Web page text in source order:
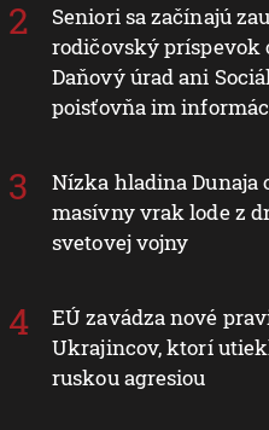
Seniori sa začínajú
rodičovský príspevok
Daňový úrad ani
poisťovňa im
Nízka hladina Dunaja
masívny vrak lode z
svetovej vojny
EÚ zavádza nové
Ukrajincov, ktorí
ruskou agresiou